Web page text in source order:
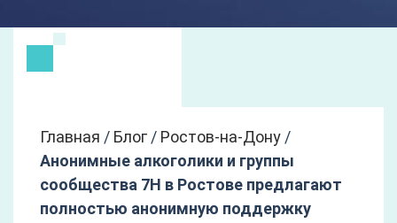
Главная / Блог / Ростов-на-Дону /
Анонимные алкоголики и группы
сообщества 7Н в Ростове предлагают
полностью анонимную поддержку